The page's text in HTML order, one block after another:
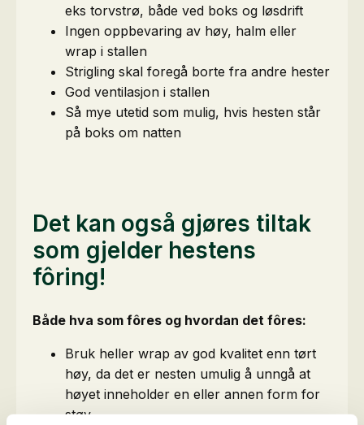
eks torvstrø, både ved boks og løsdrift
Ingen oppbevaring av høy, halm eller
wrap i stallen
Strigling skal foregå borte fra andre hester
God ventilasjon i stallen
Så mye utetid som mulig, hvis hesten står
på boks om natten
Det kan også gjøres tiltak
som gjelder hestens
fôring!
Både hva som fôres og hvordan det fôres:
Bruk heller wrap av god kvalitet enn tørt
høy, da det er nesten umulig å unngå at
høyet inneholder en eller annen form for
støv.